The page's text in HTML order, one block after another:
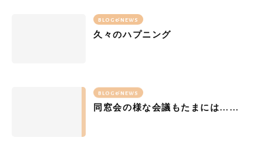
BLOG&NEWS
久々のハプニング
BLOG&NEWS
同窓会の様な会議もたまには……